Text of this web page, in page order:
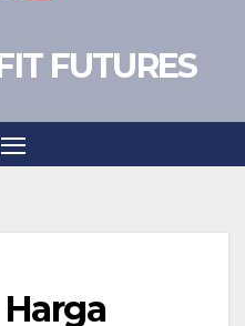
FUTURES